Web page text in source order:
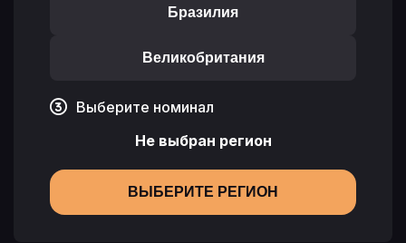
Бразилия
Великобритания
Выберите номинал
Не выбран регион
ВЫБЕРИТЕ РЕГИОН